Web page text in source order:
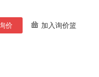
价 加入询价篮